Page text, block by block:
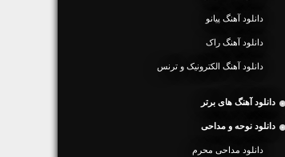
دانلود آهنگ پیانو
دانلود آهنگ راک
دانلود آهنگ الکترونیک و ترنس
دانلود آهنگ های برتر
دانلود نوحه و مداحی
دانلود مداحی محرم